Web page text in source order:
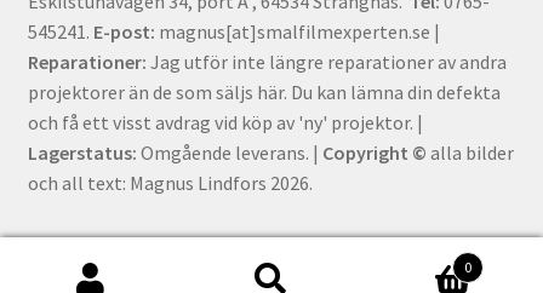
545241. E-post: magnus[at]smalfilmexperten.se |
Reparationer: Jag utför inte längre reparationer av andra
projektorer än de som säljs här. Du kan lämna din defekta
och få ett visst avdrag vid köp av 'ny' projektor. |
Lagerstatus: Omgående leverans. | Copyright © alla bilder
och all text: Magnus Lindfors 2026.
0